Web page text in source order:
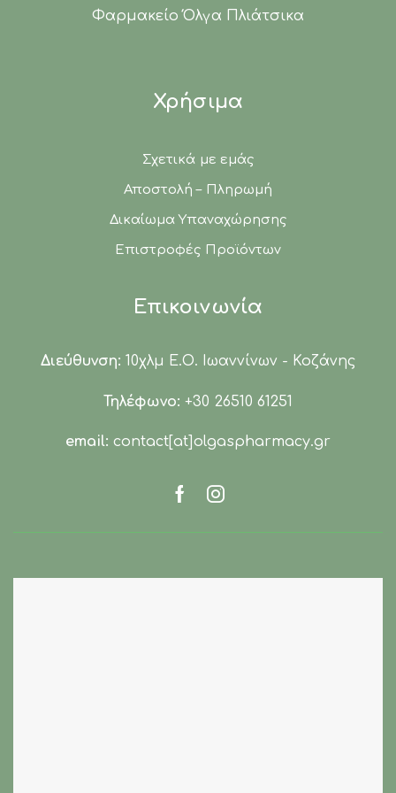
Φαρμακείο Όλγα Πλιάτσικα
Χρήσιμα
Σχετικά με εμάς
Αποστολή – Πληρωμή
Δικαίωμα Υπαναχώρησης
Επιστροφές Προϊόντων
Επικοινωνία
Διεύθυνση: 10χλμ Ε.Ο. Ιωαννίνων - Κοζάνης
Τηλέφωνο: +30 26510 61251
email: contact[at]olgaspharmacy.gr
Facebook
Instagram